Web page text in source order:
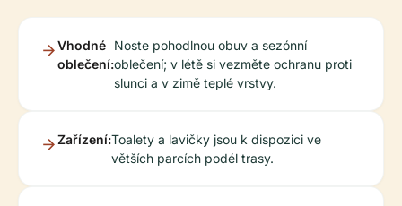
Vhodné
oblečení:
Noste pohodlnou obuv a sezónní
oblečení; v létě si vezměte ochranu proti
slunci a v zimě teplé vrstvy.
Zařízení:Toalety a lavičky jsou k dispozici ve
větších parcích podél trasy.